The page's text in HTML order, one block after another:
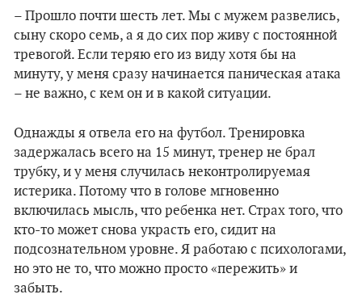
– Прошло почти шесть лет. Мы с мужем развелись,
сыну скоро семь, а я до сих пор живу с постоянной
тревогой. Если теряю его из виду хотя бы на
минуту, у меня сразу начинается паническая атака
– не важно, с кем он и в какой ситуации.
Однажды я отвела его на футбол. Тренировка
задержалась всего на 15 минут, тренер не брал
трубку, и у меня случилась неконтролируемая
истерика. Потому что в голове мгновенно
включилась мысль, что ребенка нет. Страх того, что
кто-то может снова украсть его, сидит на
подсознательном уровне. Я работаю с психологами,
но это не то, что можно просто «пережить» и
забыть.